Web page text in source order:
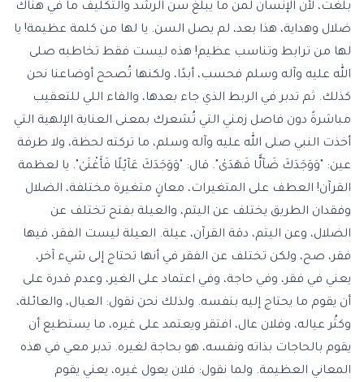
بلغت، لأن الإنسان لمن ما يبلغ سن الرشد والتكليف ما في هناك
ضلال وهداية، هذا بعد، لم يصل السن. يا لها من كلمة عظيمة! يا
لها من ترابط وتناسب عظيم! هذه ليست فقط تخاطبه صلى
الله عليه وآله وسلم فحسب، أبدًا، ولكنها تُصحح أوضاعنا نحن
كذلك. ثم تدبر في الربط الذي جاء بعدها، والفاء اللي للتعقيب
مباشرةً دون فاصل زمني التي تُشعرك بمعنى العناية الإلهية التي
أخذت النبي صلى الله عليه وآله وسلم، ما تركته لحظة، ولا طرفة
عين: "وَوَجَدَكَ ضَآلًّا فَهَدَىٰ". قال: "وَوَجَدَكَ عَآئِلًا فَأَغْنَىٰ". يا لعظمة
القرآن! العطف على المتغيرات، معانٍ متغيرة مختلفة، الضلال
وفقدان الطريق يختلف عن اليتم، والعيلة بفتح تختلف عن
الضلال، وعن اليتم، دقة القرآن، عيلة. العيلة ليست الفقر، فيها
فقر، صح، ولكن تختلف عن الفقر في أنها تحتاج إلى شيء آخر،
يعني في فقر، وفي حاجة، وفي اعتماد على الغير، وعدم قدرة على
أن يقوم ما يحتاج إليه بنفسه. ولذلك نحن نقول: العيال، والعائلة،
وكثُر عياله، وفلان عال، افتقر ويعتمد على غيره، ما يستطيع أن
يقوم بالحاجات بذاته ونفسه، هو بحاجة لغيره. تدبر معي في هذه
المعاني العظيمة. ولما نقول: فلان يعول غيره، يعني يقوم